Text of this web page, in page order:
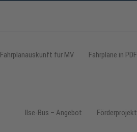
Fahrplanauskunft für MV Fahrpläne in PDF
Ilse-Bus – Angebot Förderprojekt